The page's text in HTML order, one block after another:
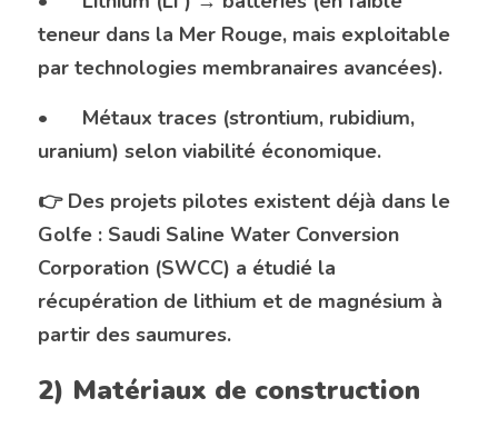
teneur dans la Mer Rouge, mais exploitable
par technologies membranaires avancées).
•	Métaux traces (strontium, rubidium,
uranium) selon viabilité économique.
👉 Des projets pilotes existent déjà dans le
Golfe : Saudi Saline Water Conversion
Corporation (SWCC) a étudié la
récupération de lithium et de magnésium à
partir des saumures.
2) Matériaux de construction